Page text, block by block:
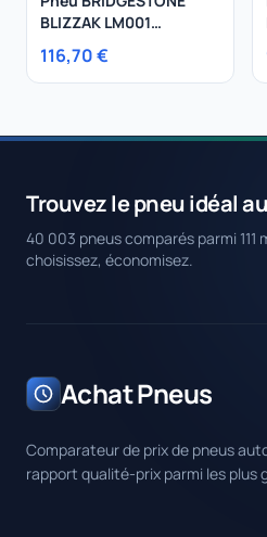
BLIZZAK LM001
205/60R16 96H
116,70 €
Trouvez le pneu idéal
40 003 pneus comparés parmi 111
choisissez, économisez.
Achat Pneus
Comparateur de prix de pneus
rapport qualité-prix parmi les plus